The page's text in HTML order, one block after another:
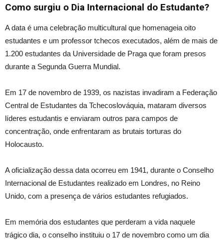
Como surgiu o Dia Internacional do Estudante?
A data é uma celebração multicultural que homenageia oito
estudantes e um professor tchecos executados, além de mais de
1.200 estudantes da Universidade de Praga que foram presos
durante a Segunda Guerra Mundial.
Em 17 de novembro de 1939, os nazistas invadiram a Federação
Central de Estudantes da Tchecoslováquia, mataram diversos
líderes estudantis e enviaram outros para campos de
concentração, onde enfrentaram as brutais torturas do
Holocausto.
A oficialização dessa data ocorreu em 1941, durante o Conselho
Internacional de Estudantes realizado em Londres, no Reino
Unido, com a presença de vários estudantes refugiados.
Em memória dos estudantes que perderam a vida naquele
trágico dia, o conselho instituiu o 17 de novembro como um dia